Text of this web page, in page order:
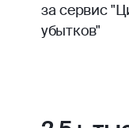
за сервис
убытков"